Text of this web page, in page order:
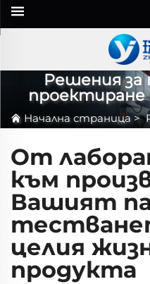
Решения
проектиране
Начална страница >
От
към
Вашият
целия
продукта